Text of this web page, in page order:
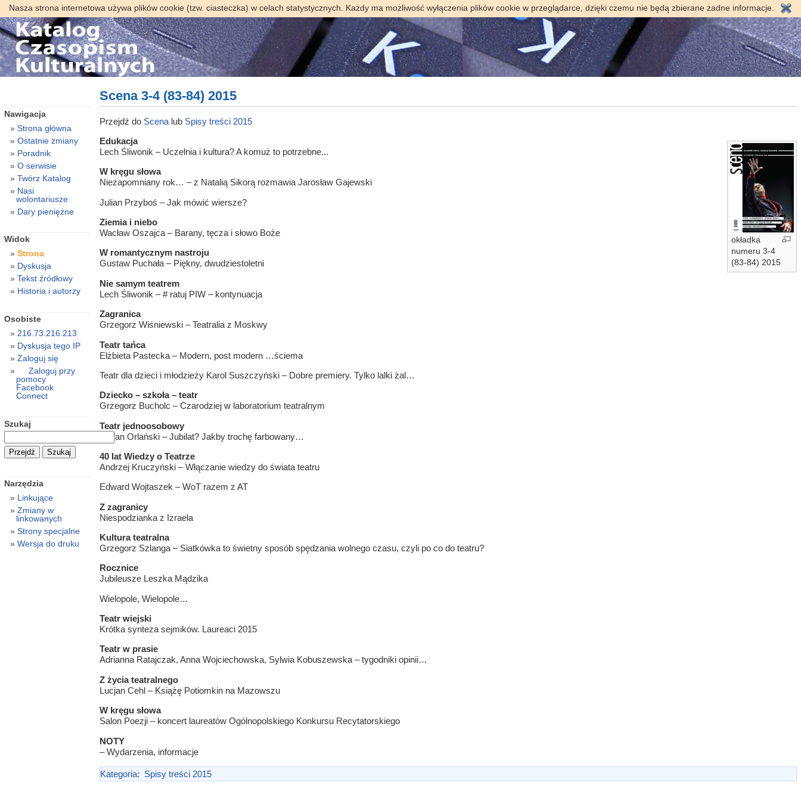
Nasza strona internetowa używa plików cookie (tzw. ciasteczka) w celach statystycznych. Każdy ma możliwość wyłączenia plików cookie w przeglądarce, dzięki czemu nie będą zbierane żadne informacje.
Scena 3-4 (83-84) 2015
Przejdź do Scenalub Spisy treści 2015
okładka
numeru 3-4
(83-84) 2015
Edukacja
Lech Śliwonik – Uczelnia i kultura? A komuż to potrzebne...
W kręgu słowa
Niezapomniany rok… – z Natalią Sikorą rozmawia Jarosław Gajewski
Julian Przyboś – Jak mówić wiersze?
Ziemia i niebo
Wacław Oszajca – Barany, tęcza i słowo Boże
W romantycznym nastroju
Gustaw Puchała – Piękny, dwudziestoletni
Nie samym teatrem
Lech Śliwonik – # ratuj PIW – kontynuacja
Zagranica
Grzegorz Wiśniewski – Teatralia z Moskwy
Teatr tańca
Elżbieta Pastecka – Modern, post modern …ściema
Teatr dla dzieci i młodzieży Karol Suszczyński – Dobre premiery. Tylko lalki żal…
Dziecko – szkoła – teatr
Grzegorz Bucholc – Czarodziej w laboratorium teatralnym
Teatr jednoosobowy
Stefan Orlański – Jubilat? Jakby trochę farbowany…
40 lat Wiedzy o Teatrze
Andrzej Kruczyński – Włączanie wiedzy do świata teatru
Edward Wojtaszek – WoT razem z AT
Z zagranicy
Niespodzianka z Izraela
Kultura teatralna
Grzegorz Szlanga – Siatkówka to świetny sposób spędzania wolnego czasu, czyli po co do teatru?
Rocznice
Jubileusze Leszka Mądzika
Wielopole, Wielopole…
Teatr wiejski
Krótka synteza sejmików. Laureaci 2015
Teatr w prasie
Adrianna Ratajczak, Anna Wojciechowska, Sylwia Kobuszewska – tygodniki opinii…
Z życia teatralnego
Lucjan Cehl – Książę Potiomkin na Mazowszu
W kręgu słowa
Salon Poezji – koncert laureatów Ogólnopolskiego Konkursu Recytatorskiego
NOTY
– Wydarzenia, informacje
Kategoria: Spisy treści 2015
Nawigacja
Strona główna
Ostatnie zmiany
Poradnik
O serwisie
Twórz Katalog
Nasi
wolontariusze
Dary pieniężne
Widok
Strona
Dyskusja
Tekst źródłowy
Historia i autorzy
Osobiste
216.73.216.213
Dyskusja tego IP
Zaloguj się
Zaloguj przy
pomocy
Facebook
Connect
Szukaj
Narzędzia
Linkujące
Zmiany w
linkowanych
Strony specjalne
Wersja do druku